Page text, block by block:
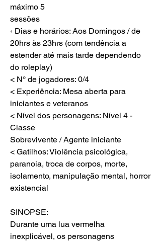
máximo 5
sessões
‹ Dias e horários: Aos Domingos / de
20hrs às 23hrs (com tendência a
estender até mais tarde dependendo
do roleplay)
< N° de jogadores: 0/4
< Experiência: Mesa aberta para
iniciantes e veteranos
< Nível dos personagens: Nível 4 -
Classe
Sobrevivente / Agente iniciante
< Gatilhos: Violência psicológica,
paranoia, troca de corpos, morte,
isolamento, manipulação mental, horror
existencial
SINOPSE:
Durante uma lua vermelha
inexplicável, os personagens